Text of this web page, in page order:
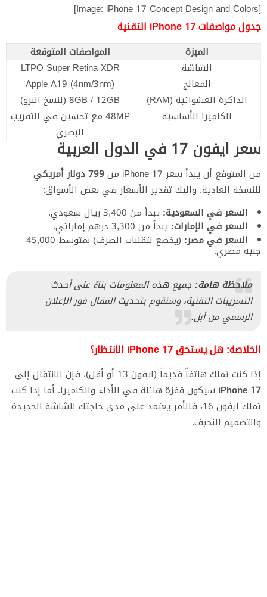
[Image: iPhone 17 Concept Design and Colors]
جدول مواصفات iPhone 17 التقنية
الميزة
المواصفات المتوقعة
الشاشة
LTPO Super Retina XDR
المعالج
Apple A19 (4nm/3nm)
الذاكرة العشوائية (RAM)
8GB / 12GB (لنسخ البرو)
الكاميرا الأساسية
48MP مع تحسين في التقريب
البصري
سعر ايفون 17 في الدول العربية
من المتوقع أن يبدأ سعر iPhone 17 من
799 دولار أمريكي
للنسخة العادية. وإليك تقدير الأسعار في بعض الأسواق:
السعر في السعودية: يبدأ من 3,400 ريال سعودي.
السعر في الإمارات: يبدأ من 3,300 درهم إماراتي.
السعر في مصر:
(يخضع لتقلبات الصرف) بمتوسط 45,000
جنيه مصري.
ملاحظة هامة: جميع هذه المعلومات بناءً على أحدث
التسريبات التقنية، وسنقوم بتحديث المقال فور الإعلان
الرسمي من أبل.
الخلاصة: هل يستحق iPhone 17 الانتظار؟
إذا كنت تملك هاتفاً قديماً (ايفون 13 أو أقل)، فإن الانتقال إلى
iPhone 17 سيكون قفزة هائلة في الأداء والكاميرا. أما إذا كنت
تملك ايفون 16، فالأمر يعتمد على مدى حاجتك للشاشة الجديدة
والتصميم النحيف.